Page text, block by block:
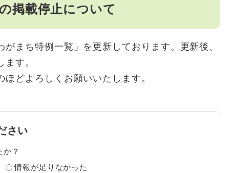
掲載停止について
まち特例一覧」を更新しております。更新後、
す。
どよろしくお願いいたします。
さい
？
情報が足りなかった